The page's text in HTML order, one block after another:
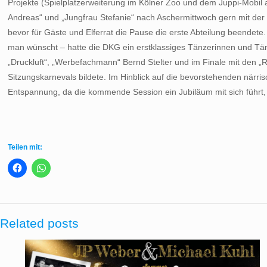
Projekte (Spielplatzerweiterung im Kölner Zoo und dem Juppi-
Andreas“ und „Jungfrau Stefanie“ nach Aschermittwoch gern mit
bevor für Gäste und Elferrat die Pause die erste Abteilung
man wünscht – hatte die DKG ein erstklassiges Tänzerinnen und
„Druckluft“, „Werbefachmann“ Bernd Stelter und im Finale mit
Sitzungskarnevals bildete. Im Hinblick auf die bevorstehenden
Entspannung, da die kommende Session ein Jubiläum mit sich
Teilen mit:
Related posts